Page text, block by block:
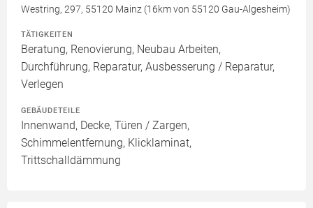
Westring, 297, 55120 Mainz (16km von 55120 Gau-Algesheim)
TÄTIGKEITEN
Beratung, Renovierung, Neubau Arbeiten,
Durchführung, Reparatur, Ausbesserung / Reparatur,
Verlegen
GEBÄUDETEILE
Innenwand, Decke, Türen / Zargen,
Schimmelentfernung, Klicklaminat,
Trittschalldämmung